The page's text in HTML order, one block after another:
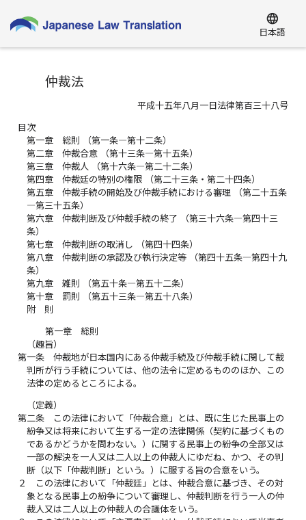
language
日本語
仲裁法
平成十五年八月一日法律第百三十八号
目次
第一章 総則 （第一条―第十二条）
第二章 仲裁合意 （第十三条―第十五条）
第三章 仲裁人 （第十六条―第二十二条）
第四章 仲裁廷の特別の権限 （第二十三条・第二十四条）
第五章 仲裁手続の開始及び仲裁手続における審理 （第二十五条
―第三十五条）
第六章 仲裁判断及び仲裁手続の終了 （第三十六条―第四十三
条）
第七章 仲裁判断の取消し （第四十四条）
第八章 仲裁判断の承認及び執行決定等 （第四十五条―第四十九
条）
第九章 雑則 （第五十条―第五十二条）
第十章 罰則 （第五十三条―第五十八条）
附 則
第一章 総則
（趣旨）
第一条
仲裁地が日本国内にある仲裁手続及び仲裁手続に関して裁
判所が行う手続については、他の法令に定めるもののほか、この
法律の定めるところによる。
（定義）
第二条
この法律において「仲裁合意」とは、既に生じた民事上の
紛争又は将来において生ずる一定の法律関係（契約に基づくもの
であるかどうかを問わない。）に関する民事上の紛争の全部又は
一部の解決を一人又は二人以上の仲裁人にゆだね、かつ、その判
断（以下「仲裁判断」という。）に服する旨の合意をいう。
２
この法律において「仲裁廷」とは、仲裁合意に基づき、その対
象となる民事上の紛争について審理し、仲裁判断を行う一人の仲
裁人又は二人以上の仲裁人の合議体をいう。